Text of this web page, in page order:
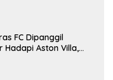
FC Dipanggil
Hadapi Aston Villa,